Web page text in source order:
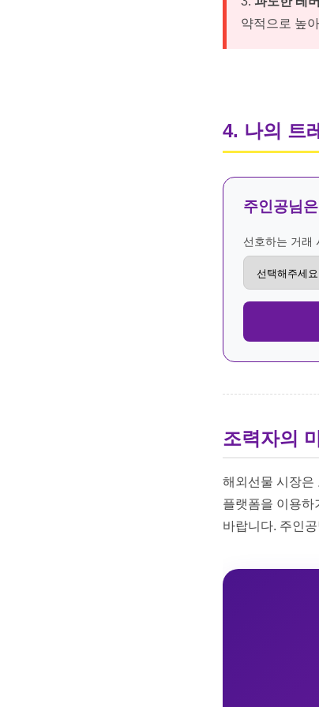
약적으로 높
4. 나의 트
주인공님
선호하는 거래
조력자의
해외선물 시장은
플랫폼을 이용하
바랍니다. 주인